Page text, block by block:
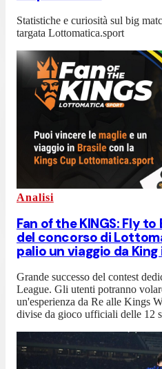
Statistiche e curiosità sul big
targata Lottomatica.sport
Analisi
Fan of the KINGS: Fly
del concorso di
palio un viaggio da
Grande successo del contest
League. Gli utenti potranno
un'esperienza da Re alle Kings
divise da gioco ufficiali delle 12